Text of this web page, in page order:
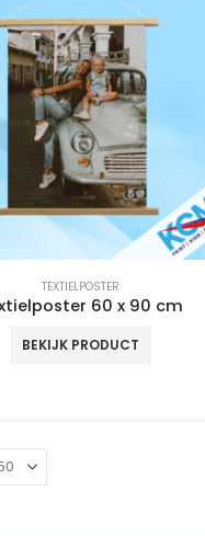
TEXTIELPOSTER
60 x 90 cm
BEKIJK PRODUCT